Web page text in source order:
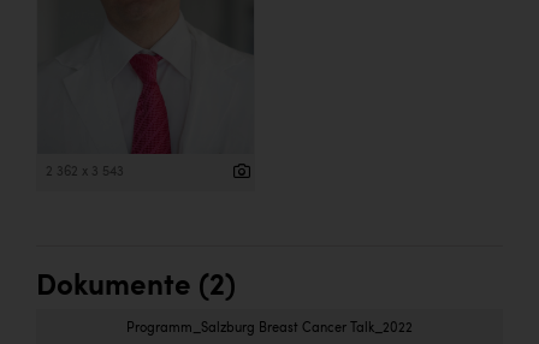
2 362 x 3 543
Dokumente (2)
Programm_Salzburg Breast Cancer Talk_2022